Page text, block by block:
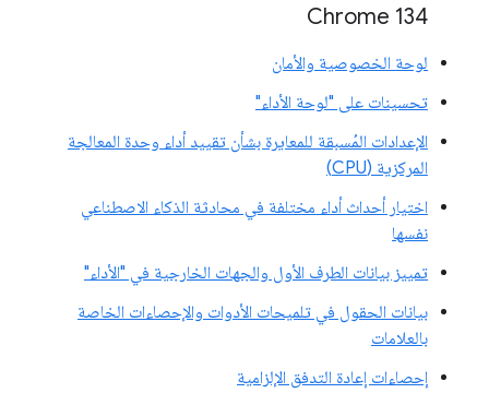
‫Chrome 134
لوحة الخصوصية والأمان
تحسينات على "لوحة الأداء"
الإعدادات المُسبقة للمعايرة بشأن تقييد أداء وحدة المعالجة
المركزية (CPU)
اختيار أحداث أداء مختلفة في محادثة الذكاء الاصطناعي
نفسها
تمييز بيانات الطرف الأول والجهات الخارجية في "الأداء"
بيانات الحقول في تلميحات الأدوات والإحصاءات الخاصة
بالعلامات
إحصاءات إعادة التدفق الإلزامية